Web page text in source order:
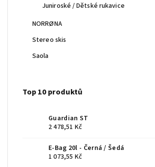
Juniroské / Dětské rukavice
NORRØNA
Stereo skis
Saola
Top 10 produktů
Guardian ST
2 478,51 Kč
E-Bag 20l - Černá / Šedá
1 073,55 Kč